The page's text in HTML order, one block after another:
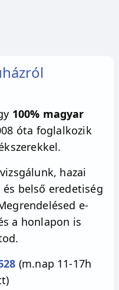
100% magyar
óta foglalkozik
hazai
belső eredetiség
e-
a honlapon is
(m.nap 11-17h